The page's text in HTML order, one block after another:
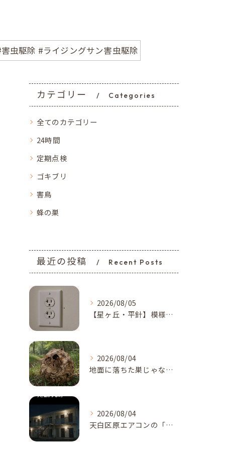
虫駆除 #ライジングサン害虫駆除
カテゴリー Categories
全てのカテゴリー
24時間
定期点検
ゴキブリ
害鳥
蜂の巣
最近の投稿 Recent Posts
2026/08/05
【星ヶ丘・平針】模様替えで気付いた…コンセントの「消えない黒い点」｜トコジラミのサインかもしれません
2026/08/04
地面に落ちた巣じゃない！？地面、土の中に作られたスズメバチの巣に要注意【名古屋市天白区・梅森台周辺】
2026/08/04
天白区原エアコンの「カサカサ音」に注意！アブラコウモリが招く...